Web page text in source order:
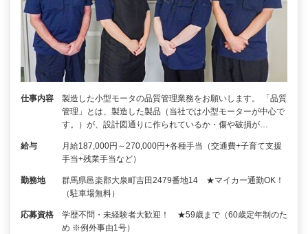
仕事内容
製造した小型モータの品質管理業務をお願いします。 「品質
管理」とは、製造した製品（当社では小型モーターが中心で
す。）が、設計図通りに作られているか・傷や破損が…
給与
月給187,000円～270,000円+各種手当（交通費+子育て支援
手当+残業手当など）
勤務地
群馬県邑楽郡大泉町吉田2479番地14 ★マイカー通勤OK！
（駐車場無料）
応募資格
学歴不問・未経験者大歓迎！ ★59歳まで（60歳定年制のた
め ※例外事由1号）